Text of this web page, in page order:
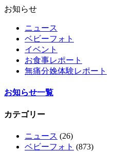
お知らせ
ニュース
ベビーフォト
イベント
お食事レポート
無痛分娩体験レポート
お知らせ一覧
カテゴリー
ニュース (26)
ベビーフォト (873)